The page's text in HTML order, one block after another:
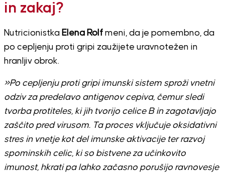
in zakaj?
Nutricionistka Elena Rolfmeni, da je pomembno, da
po cepljenju proti gripi zaužijete uravnotežen in
hranljiv obrok.
»Po cepljenju proti gripi imunski sistem sproži vnetni
odziv za predelavo antigenov cepiva, čemur sledi
tvorba protiteles, ki jih tvorijo celice B in zagotavljajo
zaščito pred virusom. Ta proces vključuje oksidativni
stres in vnetje kot del imunske aktivacije ter razvoj
spominskih celic, ki so bistvene za učinkovito
imunost, hkrati pa lahko začasno porušijo ravnovesje